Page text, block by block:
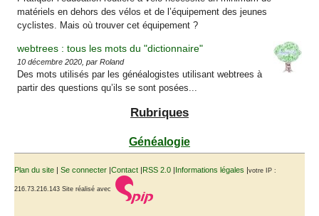
matériels en dehors des vélos et de l’équipement des jeunes
cyclistes. Mais où trouver cet équipement ?
webtrees : tous les mots du "dictionnaire"
10 décembre 2020, par Roland
Des mots utilisés par les généalogistes utilisant webtrees à
partir des questions qu’ils se sont posées...
Rubriques
Généalogie
Plan du site | Se connecter |Contact |RSS 2.0 |Informations légales |votre IP :
216.73.216.143 Site réalisé avec